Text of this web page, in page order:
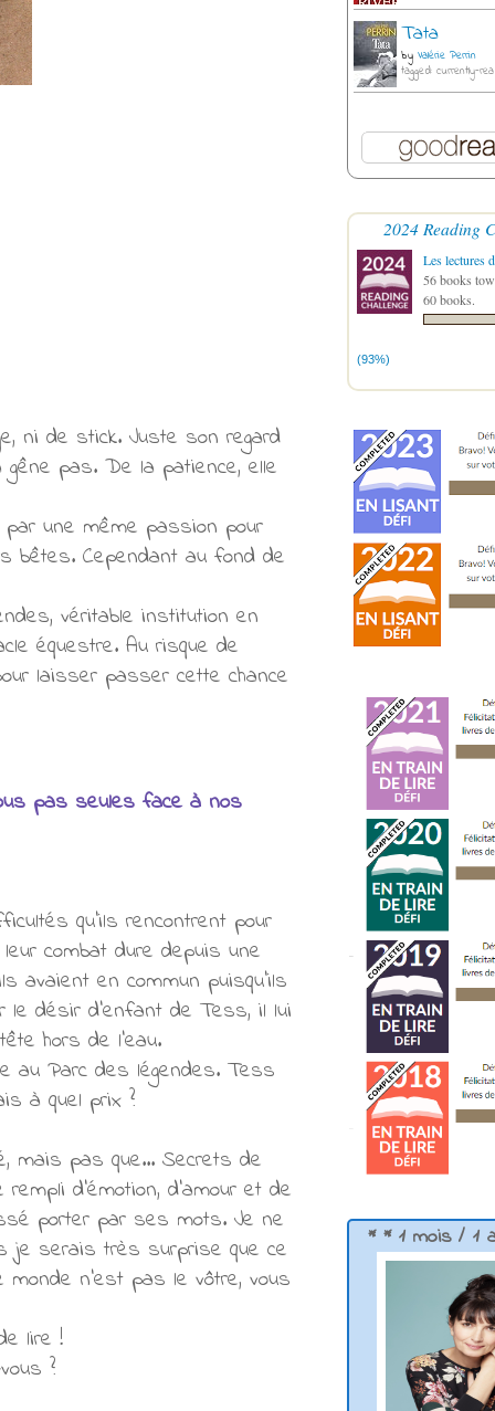
ni de stick. Juste son regard
pas. De la patience, elle
une même passion pour
bêtes. Cependant au fond de
véritable institution en
équestre. Au risque de
laisser passer cette chance
pas seules face à nos
qu'ils rencontrent pour
combat dure depuis une
avaient en commun puisqu'ils
le désir d'enfant de Tess, il lui
hors de l'eau.
au Parc des légendes. Tess
à quel prix ?
mais pas que... Secrets de
d'émotion, d'amour et de
porter par ses mots. Je ne
je serais très surprise que ce
n'est pas le vôtre, vous
lire !
?
Tata
by Valérie Perrin
tagged: currently-
2024 Reading
Les lectures
56 books
60 books.
(93%)
* * 1 mois / 1